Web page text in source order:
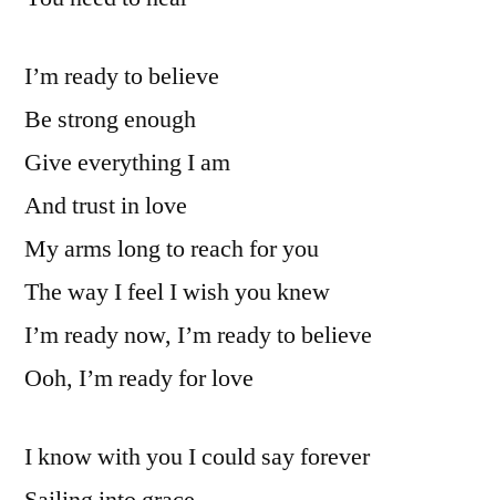
I’m ready to believe
Be strong enough
Give everything I am
And trust in love
My arms long to reach for you
The way I feel I wish you knew
I’m ready now, I’m ready to believe
Ooh, I’m ready for love
I know with you I could say forever